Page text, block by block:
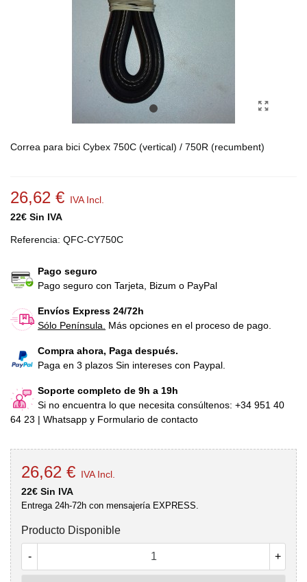
Correa para bici Cybex 750C (vertical) / 750R (recumbent)
26,62 € IVA Incl.
22€ Sin IVA
Referencia: QFC-CY750C
Pago seguro
Pago seguro con Tarjeta, Bizum o PayPal
Envíos Express 24/72h
Sólo Península.
Más opciones en el proceso de pago.
Compra ahora, Paga después.
Paga en 3 plazos Sin intereses con Paypal.
Soporte completo de 9h a 19h
Si no encuentra lo que necesita consúltenos: +34 951 40
64 23 | Whatsapp y Formulario de contacto
26,62 € IVA Incl.
22€ Sin IVA
Entrega 24h-72h con mensajería EXPRESS.
Producto Disponible
- +